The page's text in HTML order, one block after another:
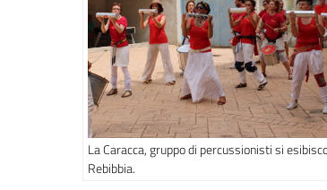
La Caracca, gruppo di percussionisti si
Rebibbia.